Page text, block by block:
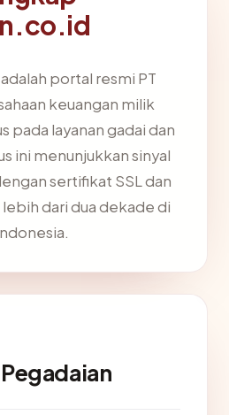
portal resmi PT
keuangan milik
pada layanan gadai dan
ini menunjukkan sinyal
sertifikat SSL dan
dari dua dekade di